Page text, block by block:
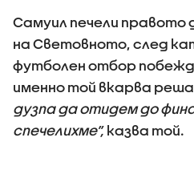
Самуил печели правото
на Световното, след
футболен отбор
именно той вкарва
дузпа да отидем до
спечелихме”, казва той.